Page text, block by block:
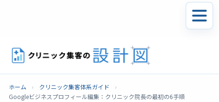
ホーム › クリニック集客体系ガイド
›
Googleビジネスプロフィール編集：クリニック院長の最初の6手順